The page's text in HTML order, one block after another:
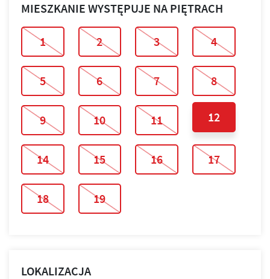
MIESZKANIE WYSTĘPUJE NA PIĘTRACH
1 2 3 4
5 6 7 8
9 10 11 12
14 15 16 17
18 19
LOKALIZACJA